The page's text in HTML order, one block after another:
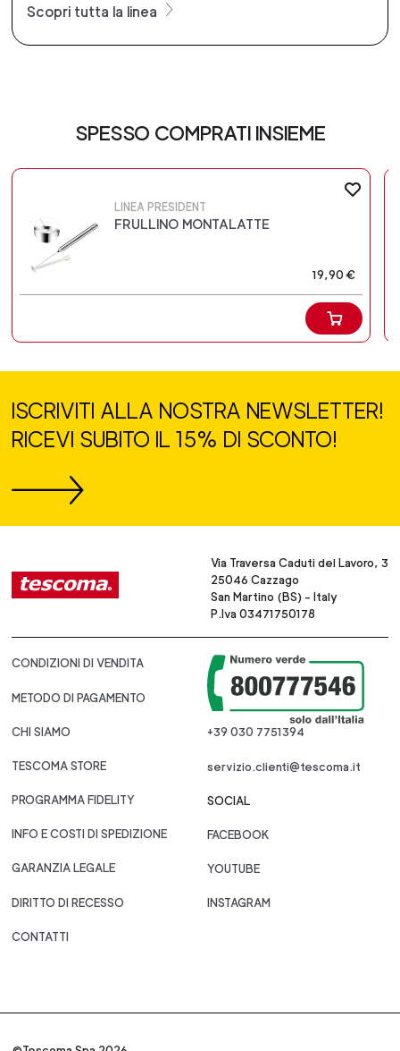
Scopri tutta la linea
SPESSO COMPRATI INSIEME
LINEA PRESIDENT
FRULLINO MONTALATTE
19,90 €
ISCRIVITI ALLA NOSTRA NEWSLETTER!
RICEVI SUBITO IL 15% DI SCONTO!
Via Traversa Caduti del Lavoro, 3
25046 Cazzago
San Martino (BS) - Italy
P.Iva 03471750178
CONDIZIONI DI VENDITA
METODO DI PAGAMENTO
CHI SIAMO
TESCOMA STORE
PROGRAMMA FIDELITY
INFO E COSTI DI SPEDIZIONE
GARANZIA LEGALE
DIRITTO DI RECESSO
CONTATTI
+39 030 7751394
servizio.clienti@tescoma.it
SOCIAL
FACEBOOK
YOUTUBE
INSTAGRAM